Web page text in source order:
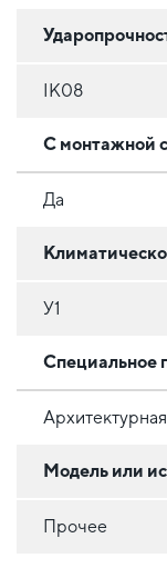
IK08
С монтажной
Да
У1
Специальное
Модель или
Прочее